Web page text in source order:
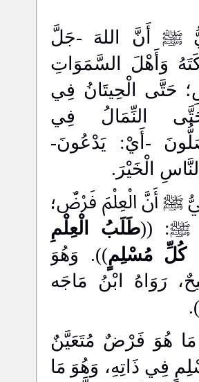
ﷺ أَنَّ اللهَ -جَلَّ
وَأَهْلَ السَّمَوَاتِ
حَتَّى الْحِيتَانُ فِي
النِّمَالُ فِي
-أَيْ: يَدْعُونَ-
الْخَيْرَ.
ﷺ أَنَّ الْعِلْمَ فَرْضٌ؛
ﷺ: ((طَلَبُ الْعِلْمِ
كُلِّ مُسْلِمٍ)). وَهُوَ
رَوَاهُ ابْنُ مَاجَه
مَا هُوَ فَرْضٌ مُتَعَيَّنٌ
فِي ذَاتِهِ، وَهُوَ مَا